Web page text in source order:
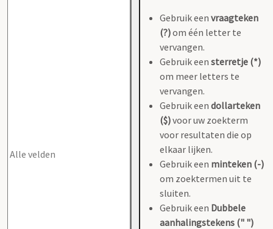
Gebruik een vraagteken
(?)om één letter te
vervangen.
Gebruik een sterretje (*)
om meer letters te
vervangen.
Gebruik een dollarteken
($)voor uw zoekterm
voor resultaten die op
elkaar lijken.
Gebruik een minteken (-)
om zoektermen uit te
sluiten.
Gebruik een Dubbele
aanhalingstekens (" ")